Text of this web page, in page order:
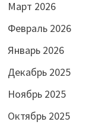
Март 2026
Февраль 2026
Январь 2026
Декабрь 2025
Ноябрь 2025
Октябрь 2025